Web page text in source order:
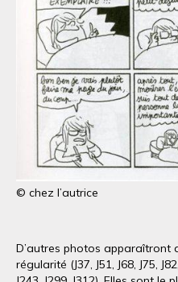
© chez l’autrice
D’autres photos apparaîtront
régularité (J37, J51, J68, J75,